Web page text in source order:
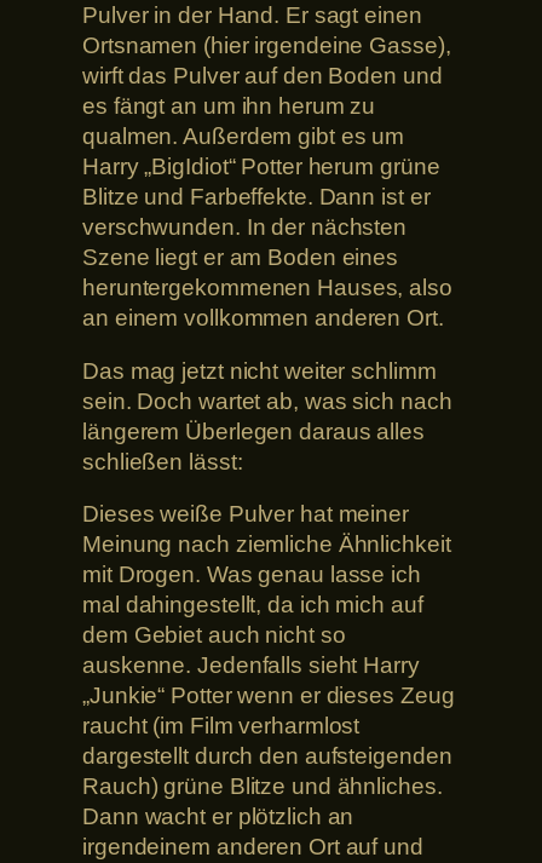
Pulver in der Hand. Er sagt einen
Ortsnamen (hier irgendeine Gasse),
wirft das Pulver auf den Boden und
es fängt an um ihn herum zu
qualmen. Außerdem gibt es um
Harry „BigIdiot“ Potter herum grüne
Blitze und Farbeffekte. Dann ist er
verschwunden. In der nächsten
Szene liegt er am Boden eines
heruntergekommenen Hauses, also
an einem vollkommen anderen Ort.
Das mag jetzt nicht weiter schlimm
sein. Doch wartet ab, was sich nach
längerem Überlegen daraus alles
schließen lässt:
Dieses weiße Pulver hat meiner
Meinung nach ziemliche Ähnlichkeit
mit Drogen. Was genau lasse ich
mal dahingestellt, da ich mich auf
dem Gebiet auch nicht so
auskenne. Jedenfalls sieht Harry
„Junkie“ Potter wenn er dieses Zeug
raucht (im Film verharmlost
dargestellt durch den aufsteigenden
Rauch) grüne Blitze und ähnliches.
Dann wacht er plötzlich an
irgendeinem anderen Ort auf und